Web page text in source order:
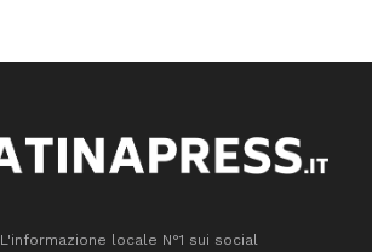
L'informazione locale N°1 sui social